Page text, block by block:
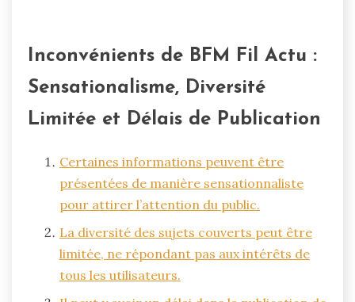
Inconvénients de BFM Fil Actu :
Sensationalisme, Diversité
Limitée et Délais de Publication
Certaines informations peuvent être
présentées de manière sensationnaliste
pour attirer l’attention du public.
La diversité des sujets couverts peut être
limitée, ne répondant pas aux intérêts de
tous les utilisateurs.